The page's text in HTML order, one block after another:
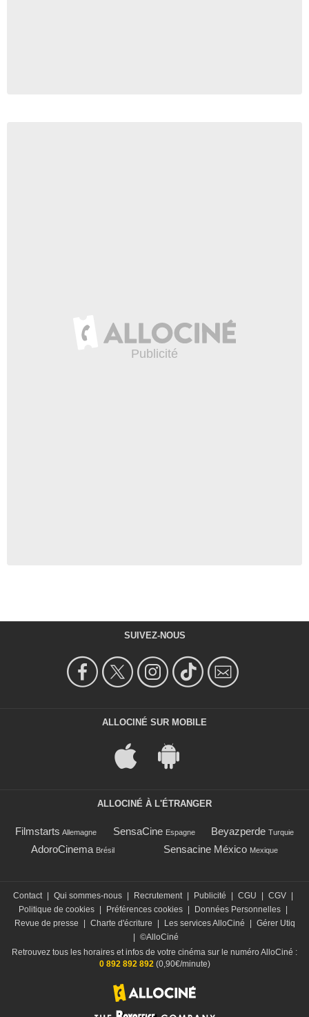
SUIVEZ-NOUS
ALLOCINÉ SUR MOBILE
ALLOCINÉ À L'ÉTRANGER
Filmstarts Allemagne SensaCine Espagne Beyazperde Turquie
AdoroCinema Brésil Sensacine México Mexique
Contact Qui sommes-nous Recrutement Publicité CGU CGV
Politique de cookies
Préférences cookies Données Personnelles
Revue de presse
Charte d'écriture Les services AlloCiné
Gérer Utiq
©AlloCiné
Retrouvez tous les horaires et infos de votre cinéma sur le numéro AlloCiné :
0 892 892 892(0,90€/minute)